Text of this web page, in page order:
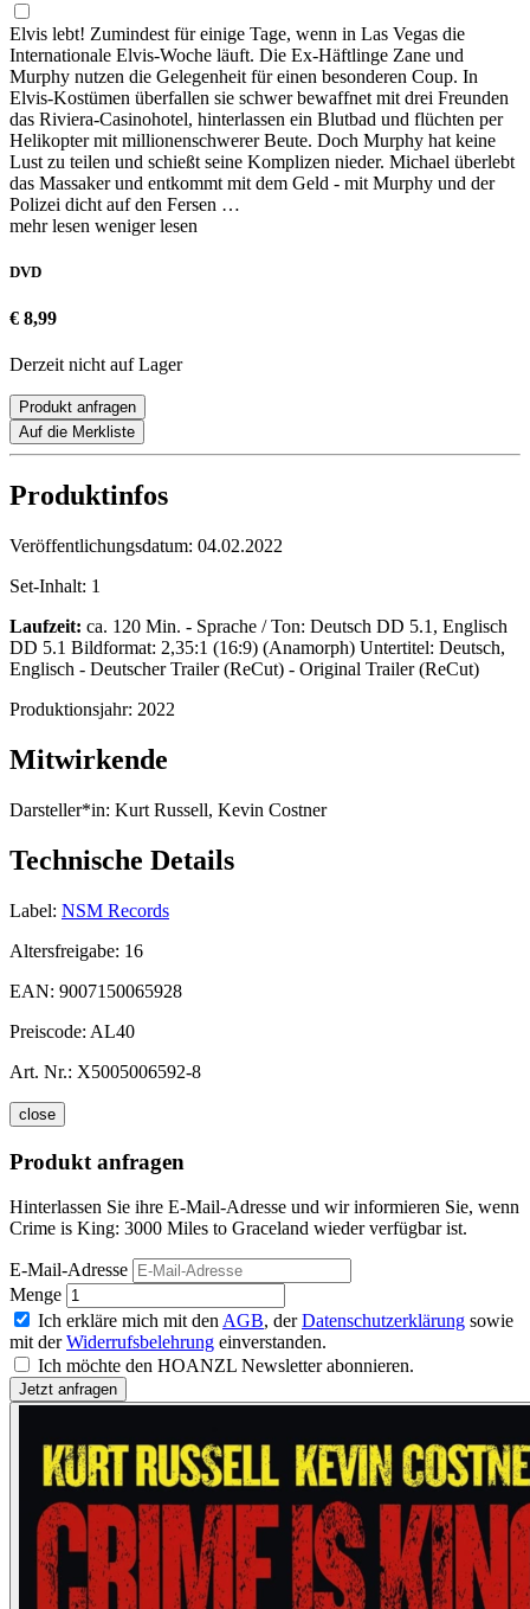
Elvis lebt! Zumindest für einige Tage, wenn in Las Vegas die
Internationale Elvis-Woche läuft. Die Ex-Häftlinge Zane und
Murphy nutzen die Gelegenheit für einen besonderen Coup. In
Elvis-Kostümen überfallen sie schwer bewaffnet mit drei Freunden
das Riviera-Casinohotel, hinterlassen ein Blutbad und flüchten per
Helikopter mit millionenschwerer Beute. Doch Murphy hat keine
Lust zu teilen und schießt seine Komplizen nieder. Michael überlebt
das Massaker und entkommt mit dem Geld - mit Murphy und der
Polizei dicht auf den Fersen …
mehr lesen weniger lesen
DVD
€ 8,99
Derzeit nicht auf Lager
Produkt anfragen
Auf die Merkliste
Produktinfos
Veröffentlichungsdatum: 04.02.2022
Set-Inhalt: 1
Laufzeit: ca. 120 Min. - Sprache / Ton: Deutsch DD 5.1, Englisch
DD 5.1 Bildformat: 2,35:1 (16:9) (Anamorph) Untertitel: Deutsch,
Englisch - Deutscher Trailer (ReCut) - Original Trailer (ReCut)
Produktionsjahr: 2022
Mitwirkende
Darsteller*in: Kurt Russell, Kevin Costner
Technische Details
Label: NSM Records
Altersfreigabe: 16
EAN: 9007150065928
Preiscode: AL40
Art. Nr.: X5005006592-8
close
Produkt anfragen
Hinterlassen Sie ihre E-Mail-Adresse und wir informieren Sie, wenn
Crime is King: 3000 Miles to Graceland wieder verfügbar ist.
E-Mail-Adresse
Menge
Ich erkläre mich mit den AGB, derDatenschutzerklärung sowie
mit derWiderrufsbelehrung einverstanden.
Ich möchte den HOANZL Newsletter abonnieren.